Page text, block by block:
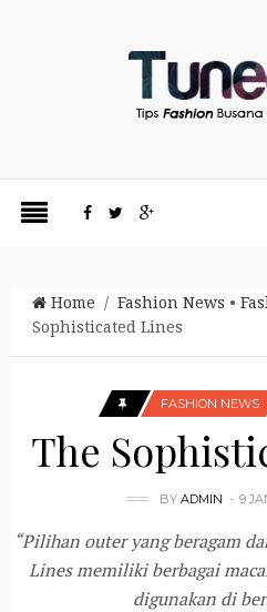
Home / Fashion News •
Sophisticated Lines
FASHION NEWS
The
BY ADMIN 9
“Pilihan outer yang beragam
Lines memiliki berbagai
digunakan di